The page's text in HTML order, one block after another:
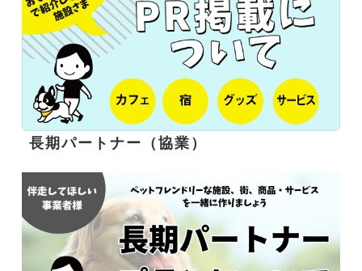
長期パートナー（協業）